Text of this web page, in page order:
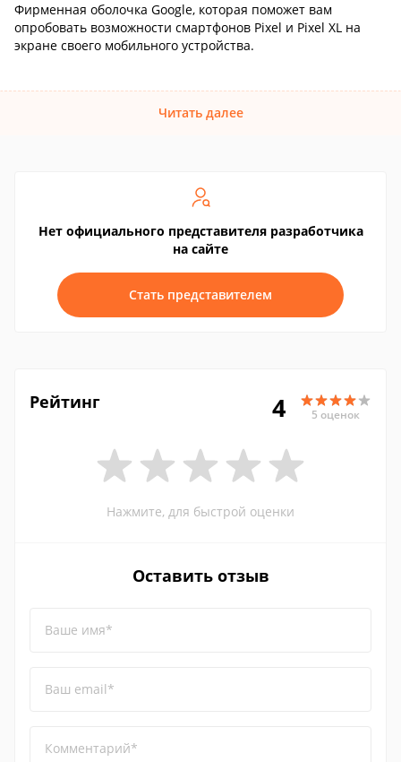
Фирменная оболочка Google, которая поможет вам
опробовать возможности смартфонов Pixel и Pixel XL на
экране своего мобильного устройства.
Читать далее
Нет официального представителя разработчика
на сайте
Стать представителем
Рейтинг 4 5 оценок
Нажмите, для быстрой оценки
Оставить отзыв
Ваше имя*
Ваш email*
Комментарий*